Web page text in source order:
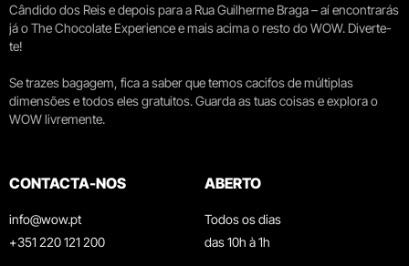
Cândido dos Reis e depois para a Rua Guilherme Braga – aí encontrarás
já o The Chocolate Experience e mais acima o resto do WOW. Diverte-
te!
Se trazes bagagem, fica a saber que temos cacifos de múltiplas
dimensões e todos eles gratuitos. Guarda as tuas coisas e explora o
WOW livremente.
CONTACTA-NOS
info@wow.pt
+351 220 121 200
ABERTO
Todos os dias
das 10h à 1h